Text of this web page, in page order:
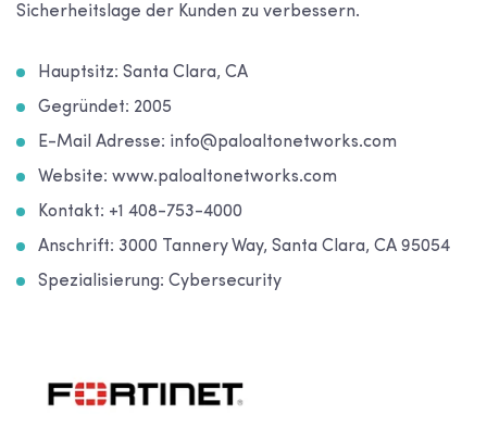
Sicherheitslage der Kunden zu verbessern.
Hauptsitz: Santa Clara, CA
Gegründet: 2005
E-Mail Adresse: info@paloaltonetworks.com
Website: www.paloaltonetworks.com
Kontakt: +1 408-753-4000
Anschrift: 3000 Tannery Way, Santa Clara, CA 95054
Spezialisierung: Cybersecurity